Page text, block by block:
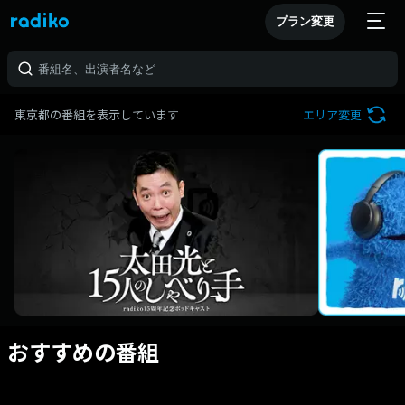
プラン変更
東京都の番組を表示しています エリア変更
おすすめの番組